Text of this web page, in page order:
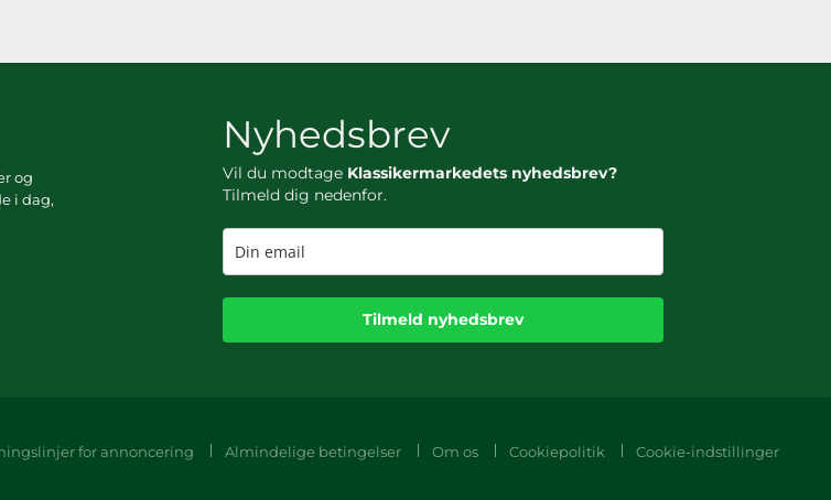
og
i dag,
Nyhedsbrev
Vil du modtage Klassikermarkedets nyhedsbrev?
Tilmeld dig nedenfor.
Tilmeld nyhedsbrev
for annoncering Almindelige betingelser Om os Cookiepolitik Cookie-indstillinger